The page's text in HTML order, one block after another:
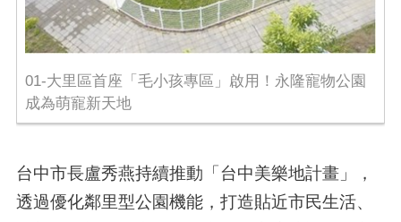
01-大里區首座「毛小孩專區」啟用！永隆寵物公園
成為萌寵新天地
台中市長盧秀燕持續推動「台中美樂地計畫」，
透過優化鄰里型公園機能，打造貼近市民生活、